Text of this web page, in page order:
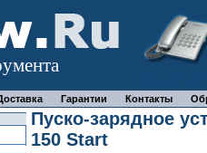
Гарантии Контакты
Пуско-зарядное
150 Start